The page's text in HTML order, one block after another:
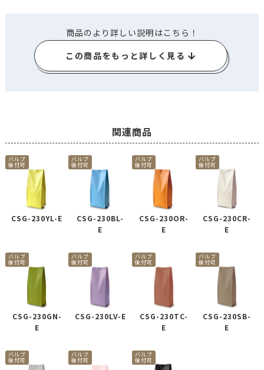
商品のより詳しい説明はこちら！
この商品をもっと詳しく見る
関連商品
CSG-230YL-E
バルブ
後付可
CSG-230BL-
E
バルブ
後付可
CSG-230OR-
E
バルブ
後付可
CSG-230CR-
E
バルブ
後付可
CSG-230GN-
E
バルブ
後付可
CSG-230LV-E
バルブ
後付可
CSG-230TC-
E
バルブ
後付可
CSG-230SB-
E
バルブ
後付可
バルブ
後付可
バルブ
後付可
バルブ
後付可